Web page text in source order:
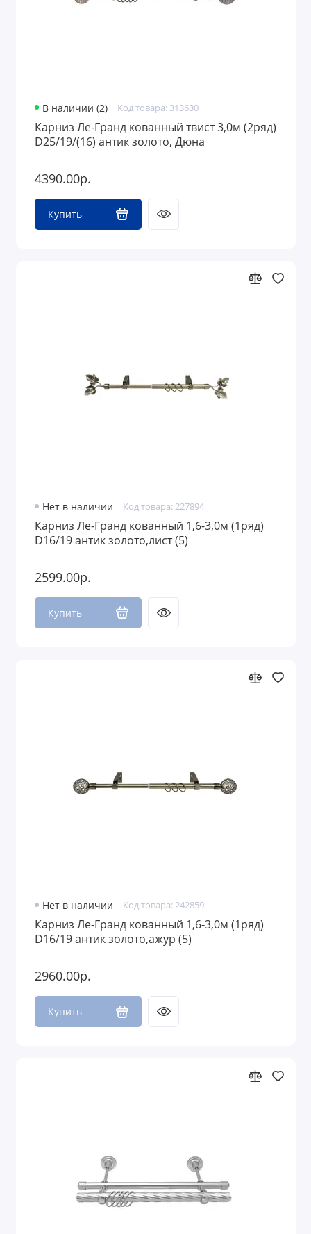
В наличии (2) Код товара: 313630
Карниз Ле-Гранд кованный твист 3,0м (2ряд)
D25/19/(16) антик золото, Дюна
4390.00р.
Купить
Нет в наличии Код товара: 227894
Карниз Ле-Гранд кованный 1,6-3,0м (1ряд)
D16/19 антик золото,лист (5)
2599.00р.
Купить
Нет в наличии Код товара: 242859
Карниз Ле-Гранд кованный 1,6-3,0м (1ряд)
D16/19 антик золото,ажур (5)
2960.00р.
Купить